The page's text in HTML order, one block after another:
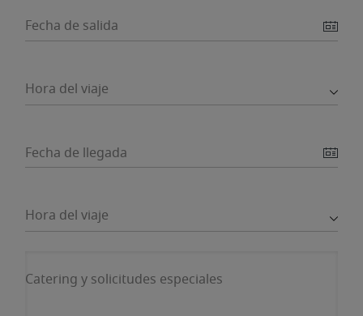
Fecha de salida
Hora del viaje
Fecha de llegada
Hora del viaje
Catering y solicitudes especiales